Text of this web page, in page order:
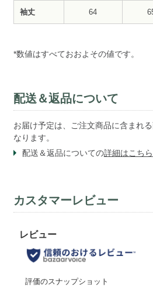
袖丈 64
*数値はすべておおよその値です。
配送＆返品について
お届け予定は、ご注文商品に含まれ
なります。
配送＆返品についての詳細はこちら
カスタマーレビュー